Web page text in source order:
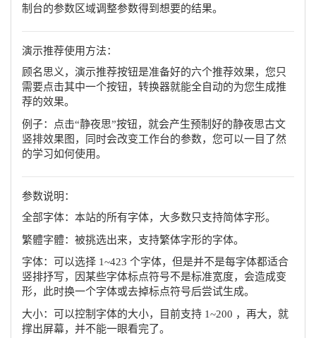
制台的参数区域调整参数得到想要的结果。
演示推荐使用方法：
顾名思义，演示推荐按钮是准备好的六个推荐效果，您只
需要点击其中一个按钮，转换器就能全自动的为您生成推
荐的效果。
例子：点击“静夜思”按钮，就会产生预制好的静夜思古文
竖排效果图，同时会改变工作台的参数，您可以一目了然
的学习如何使用。
参数说明：
全部字体：本站的所有字体，大多数只支持简体字形。
繁體字體：被挑选出来，支持繁体字形的字体。
字体：可以选择 1~423 个字体，但是并不是每字体都适合
竖排抒写，因某些字体标点符号不是标准宽度，会造成变
形，此时换一个字体或去掉标点符号后尝试生成。
大小：可以控制字体的大小，目前支持 1~200 ，再大，就
撑出屏幕，并不能一眼看完了。